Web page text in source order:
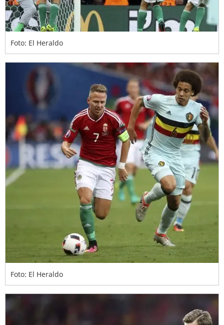
Foto: El Heraldo
Foto: El Heraldo